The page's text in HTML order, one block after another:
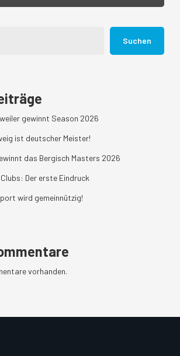
Suchen
gewinnt Season 2026
ist deutscher Meister!
das Bergisch Masters 2026
Der erste Eindruck
wird gemeinnützig!
vorhanden.